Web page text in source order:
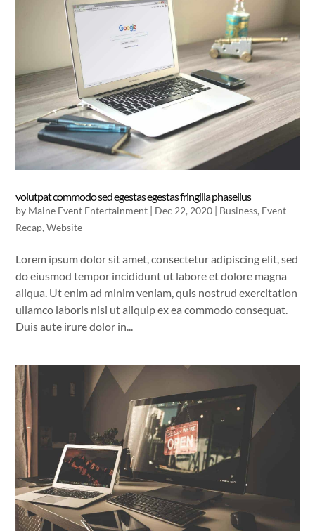
volutpat commodo sed egestas egestas fringilla phasellus
by Maine Event Entertainment | Dec 22, 2020 | Business, Event
Recap,Website
Lorem ipsum dolor sit amet, consectetur adipiscing elit, sed
do eiusmod tempor incididunt ut labore et dolore magna
aliqua. Ut enim ad minim veniam, quis nostrud exercitation
ullamco laboris nisi ut aliquip ex ea commodo consequat.
Duis aute irure dolor in...